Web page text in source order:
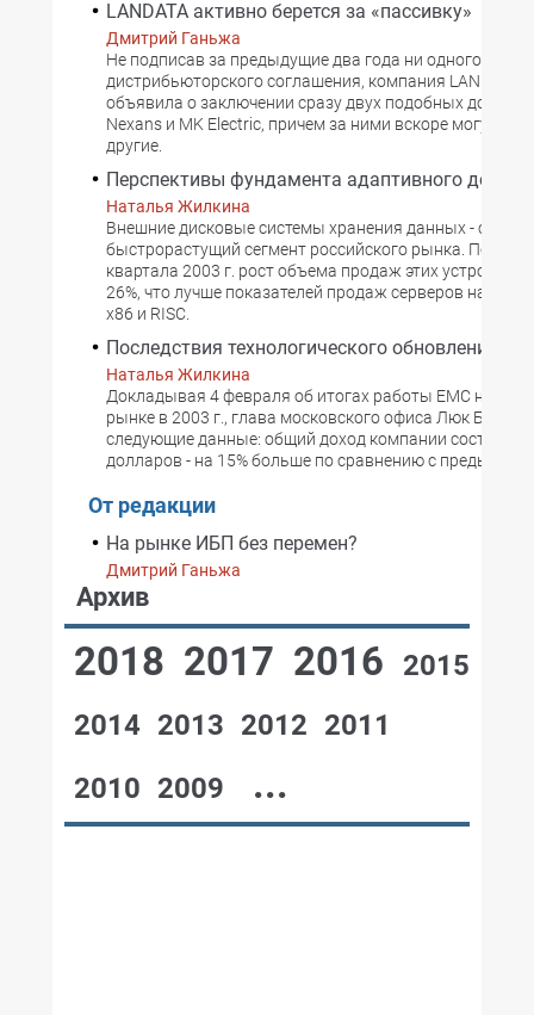
LANDATA активно берется за «пассивку»
Дмитрий Ганьжа
Не подписав за предыдущие два года ни одного
дистрибьюторского соглашения, компания LANDATA
объявила о заключении сразу двух подобных
Nexans и MK Electric, причем за ними вскоре могут
другие.
Перспективы фундамента адаптивного дома
Наталья Жилкина
Внешние дисковые системы хранения данных - самый
быстрорастущий сегмент российского рынка. По
квартала 2003 г. рост объема продаж этих устройств
26%, что лучше показателей продаж серверов на
x86 и RISC.
Последствия технологического обновления
Наталья Жилкина
Докладывая 4 февраля об итогах работы EMC на
рынке в 2003 г., глава московского офиса Люк
следующие данные: общий доход компании составил
долларов - на 15% больше по сравнению с
От редакции
На рынке ИБП без перемен?
Дмитрий Ганьжа
Архив
2018 2017 2016
2015
2014 2013 2012 2011
2010 2009 ...